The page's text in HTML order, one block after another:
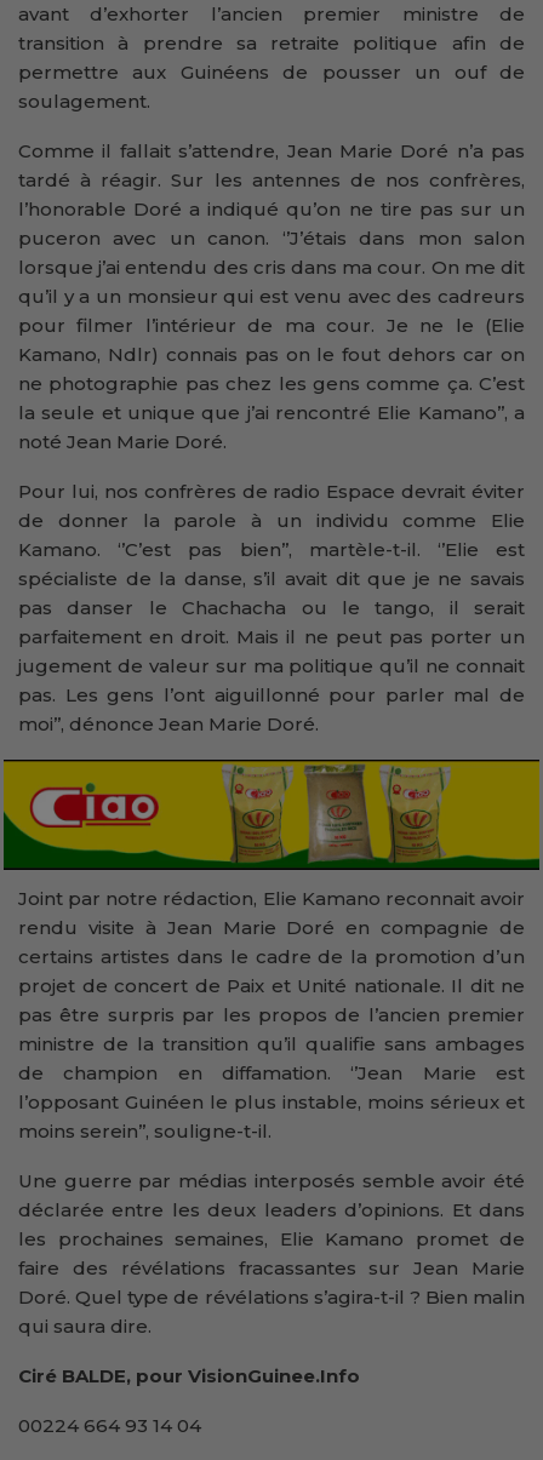
avant d’exhorter l’ancien premier ministre de
transition à prendre sa retraite politique afin de
permettre aux Guinéens de pousser un ouf de
soulagement.
Comme il fallait s’attendre, Jean Marie Doré n’a pas
tardé à réagir. Sur les antennes de nos confrères,
l’honorable Doré a indiqué qu’on ne tire pas sur un
puceron avec un canon. ‘’J’étais dans mon salon
lorsque j’ai entendu des cris dans ma cour. On me dit
qu’il y a un monsieur qui est venu avec des cadreurs
pour filmer l’intérieur de ma cour. Je ne le (Elie
Kamano, Ndlr) connais pas on le fout dehors car on
ne photographie pas chez les gens comme ça. C’est
la seule et unique que j’ai rencontré Elie Kamano’’, a
noté Jean Marie Doré.
Pour lui, nos confrères de radio Espace devrait éviter
de donner la parole à un individu comme Elie
Kamano. ‘’C’est pas bien’’, martèle-t-il. ‘’Elie est
spécialiste de la danse, s’il avait dit que je ne savais
pas danser le Chachacha ou le tango, il serait
parfaitement en droit. Mais il ne peut pas porter un
jugement de valeur sur ma politique qu’il ne connait
pas. Les gens l’ont aiguillonné pour parler mal de
moi’’, dénonce Jean Marie Doré.
Joint par notre rédaction, Elie Kamano reconnait avoir
rendu visite à Jean Marie Doré en compagnie de
certains artistes dans le cadre de la promotion d’un
projet de concert de Paix et Unité nationale. Il dit ne
pas être surpris par les propos de l’ancien premier
ministre de la transition qu’il qualifie sans ambages
de champion en diffamation. ‘’Jean Marie est
l’opposant Guinéen le plus instable, moins sérieux et
moins serein’’, souligne-t-il.
Une guerre par médias interposés semble avoir été
déclarée entre les deux leaders d’opinions. Et dans
les prochaines semaines, Elie Kamano promet de
faire des révélations fracassantes sur Jean Marie
Doré. Quel type de révélations s’agira-t-il ? Bien malin
qui saura dire.
Ciré BALDE, pour VisionGuinee.Info
00224 664 93 14 04